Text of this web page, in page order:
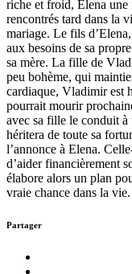
riche et froid, Elena une
rencontrés tard dans la
mariage. Le fils
aux besoins de sa
sa mère. La fille de
peu bohème, qui
cardiaque, Vladimir est
pourrait mourir
avec sa fille le conduit à
héritera de toute sa
l’annonce à Elena.
d’aider financièrement
élabore alors un plan
vraie chance dans la vie.
Partager